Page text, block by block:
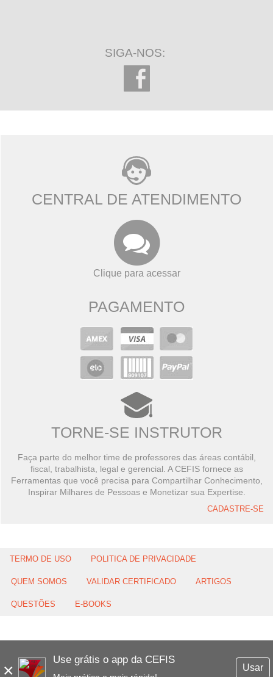
×
Use grátis o app da CEFIS
Usar
SIGA-NOS:
CENTRAL DE ATENDIMENTO
Clique para acessar
PAGAMENTO
TORNE-SE INSTRUTOR
Faça parte do melhor time de professores das áreas contábil,
fiscal, trabalhista, legal e gerencial. A CEFIS fornece as
Ferramentas que você precisa para Compartilhar Conhecimento,
Inspirar Milhares de Pessoas e Monetizar sua Expertise.
CADASTRE-SE
TERMO DE USO POLITICA DE PRIVACIDADE
QUEM SOMOS VALIDAR CERTIFICADO ARTIGOS
QUESTÕES E-BOOKS